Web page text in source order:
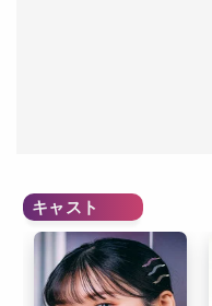
キャスト